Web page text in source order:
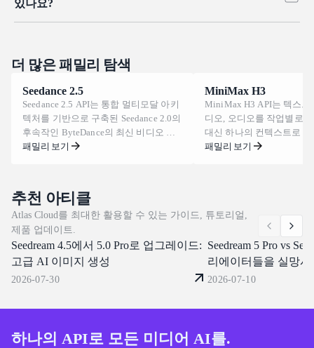
일 파이프라인을 제공합니다. 공개 이미지 편집 벤치마크에서 최
상위권 성능을 보이며, 이는 복잡하고 지시가 많은 프롬프트에서
있나요?
요구사항이 있는 경우 Atlas Cloud 문서에서 최신 라이선스 조건
을 확인하세요.
더 많은 패밀리 탐색
Seedance 2.5
Seedance 2.5 API는 통합 멀티모달 아키
텍처를 기반으로 구축된 Seedance 2.0의
후속작인 ByteDance의 최신 비디오 생
성 모델을 제공합니다. 한 번의 패스로
트와 다국어 자막을 그립니다. Atlas
Cloud는 이미 Seedance 2.0 및 1.5를 서
비스하고 있는 동일한 통합 엔드포인트
에서 Day-0 액세스를 제공합니다. 오늘
부터 구축을 시작해 보세요.
패밀리 보기
MiniMax H3
MiniMax H3 API는 텍스트
디오, 오디오를 작업별로
대신 하나의 컨텍스트로
MiniMax의 범용 멀티모달
바꾸고, 대사를 다시 쓰거
에서 음성을 복제할 수 있
Cloud는 이 모든 기능을 하
OpenAI-compatible
요.
패밀리 보기
추천 아티클
Atlas Cloud를 최대한 활용할 수 있는 가이드, 튜토리얼,
제품 업데이트.
Seedream 4.5에서 5.0 Pro로 업그레이드:
고급 AI 이미지 생성
2026-07-30
Seedream 5 Pro vs
리에이터들을 실망
2026-07-10
하나의 API로 모든 미디어 AI를.